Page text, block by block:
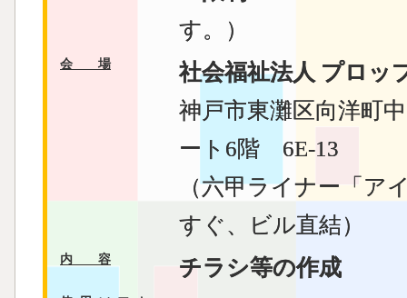
す。）
会 場
社会福祉法人 プロッ
神戸市東灘区向洋町
ート6階 6E-13
（六甲ライナー「ア
すぐ、ビル直結）
内 容 チラシ等の作成